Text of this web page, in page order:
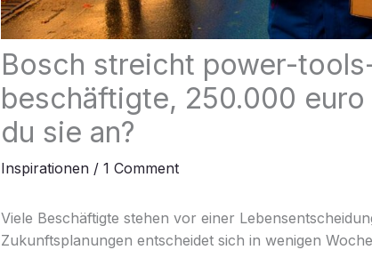
Bosch streicht power-
beschäftigte, 250.000
du sie an?
Inspirationen/ 1 Comment
Viele Beschäftigte stehen vor einer
Zukunftsplanungen entscheidet sich in wenigen